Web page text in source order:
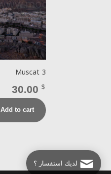
Muscat 3
30.00 $
Add to cart
لديك استفسار ؟